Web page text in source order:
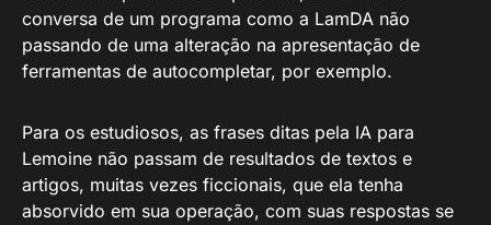
conversa de um programa como a LamDA não
passando de uma alteração na apresentação de
ferramentas de autocompletar, por exemplo.
Para os estudiosos, as frases ditas pela IA para
Lemoine não passam de resultados de textos e
artigos, muitas vezes ficcionais, que ela tenha
absorvido em sua operação, com suas respostas se